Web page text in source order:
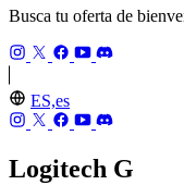
Busca tu oferta de
ES,es
Logitech G